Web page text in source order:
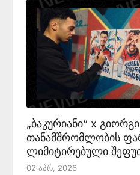
„ბაკურიანი“ x
თანამშრომლობის
ლიმიტირებული
02 Აპრ, 2026